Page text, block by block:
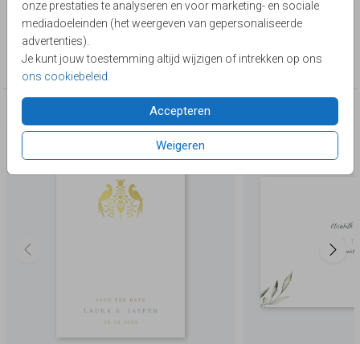
onze prestaties te analyseren en voor marketing- en sociale
mediadoeleinden (het weergeven van gepersonaliseerde
advertenties).
Je kunt jouw toestemming altijd wijzigen of intrekken op ons
ons cookiebeleid
Accepteren
Weigeren
Lievez
Collectie
Save the Date
Deze producten zijn wellicht ook iets voor je